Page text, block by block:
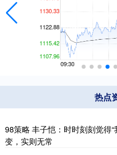
热点
98策略 丰子恺：时时刻刻觉得“
变，实则无常